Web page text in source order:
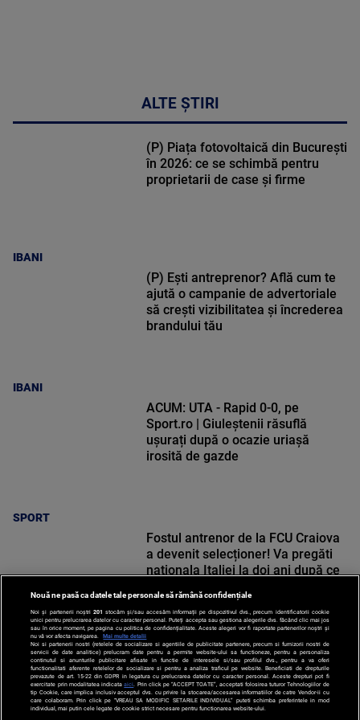
ALTE ȘTIRI
IBANI
(P) Piața fotovoltaică din București
în 2026: ce se schimbă pentru
proprietarii de case și firme
IBANI
(P) Ești antreprenor? Află cum te
ajută o campanie de advertoriale
să crești vizibilitatea și încrederea
brandului tău
SPORT
ACUM: UTA - Rapid 0-0, pe
Sport.ro | Giuleștenii răsuflă
ușurați după o ocazie uriașă
irosită de gazde
SPORT
Fostul antrenor de la FCU Craiova
a devenit selecționer! Va pregăti
naționala Italiei la doi ani după ce
Nouă ne pasă ca datele tale personale să rămână confidențiale
Noi și partenerii noștri 201 stocăm și/sau accesăm informații pe dispozitivul dvs., precum identificatorii cookie
unici pentru prelucrarea datelor cu caracter personal. Puteți accepta sau gestiona alegerile dvs. făcând clic mai jos
sau în orice moment, pe pagina cu politica de confidențialitate. Aceste alegeri vor fi raportate partenerilor noștri și
nu vă vor afecta navigarea.
Mai multe detalii
Noi si partenerii nostri (retelele de socializare si agentiile de publicitate partenere, precum si furnizorii nostri de
servicii de date analitice) prelucram date pentru a permite website-ului sa functioneze, pentru a personaliza
continutul si anunturile publicitare afisate in functie de interesele si/sau profilul dvs., pentru a va oferi
functionalitati aferente retelelor de socializare si pentru a analiza traficul pe website. Beneficiati de drepturile
prevazute de art. 15-22 din GDPR in legatura cu prelucrarea datelor cu caracter personal. Aceste drepturi pot fi
exercitate prin modalitatea indicataaici . Prin click pe “ACCEPT TOATE”, acceptati folosirea tuturor Tehnologiilor de
tip Cookie, care implica inclusiv acceptul dvs. cu privire la stocarea/accesarea informatiilor de catre Vendor-ii cu
care colaboram. Prin click pe “VREAU SA MODIFIC SETARILE INDIVIDUAL” puteti schimba preferintele in mod
individual, mai putin cele legate de cookie strict necesare pentru functionarea website-ului.